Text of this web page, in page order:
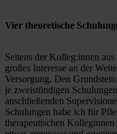
Vier theoretische
Seitens der Kolleg:innen
großes Interesse an der
Versorgung. Den
je zweistündigen
anschließenden
Schulungen habe ich für
therapeutischen